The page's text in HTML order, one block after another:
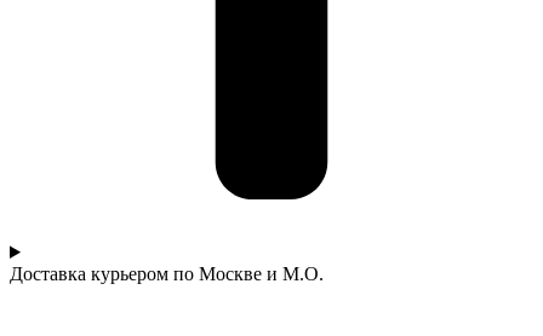
Доставка курьером по Москве и М.О.